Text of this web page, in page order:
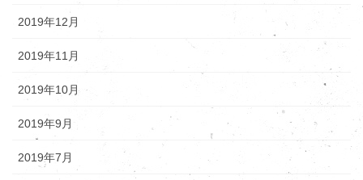
2019年12月
2019年11月
2019年10月
2019年9月
2019年7月